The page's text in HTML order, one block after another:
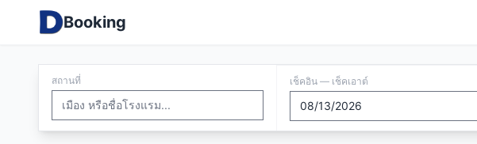
Booking
สถานที่ เช็คอิน — เช็คเอาต์